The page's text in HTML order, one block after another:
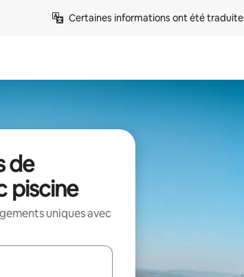
Certaines informations ont été
de
piscine
uniques avec
utilisez les flèches vers le haut et vers le bas